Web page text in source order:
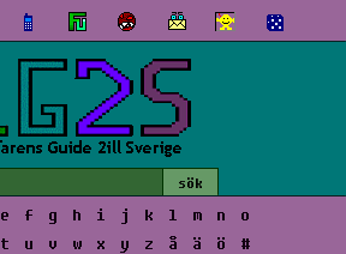
e f g h i j k l m n
o
t u v w x y z å ä ö #